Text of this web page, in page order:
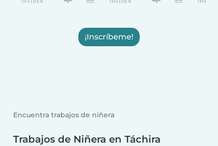
¡Inscríbeme!
Encuentra trabajos de niñera
Trabajos de Niñera en Táchira